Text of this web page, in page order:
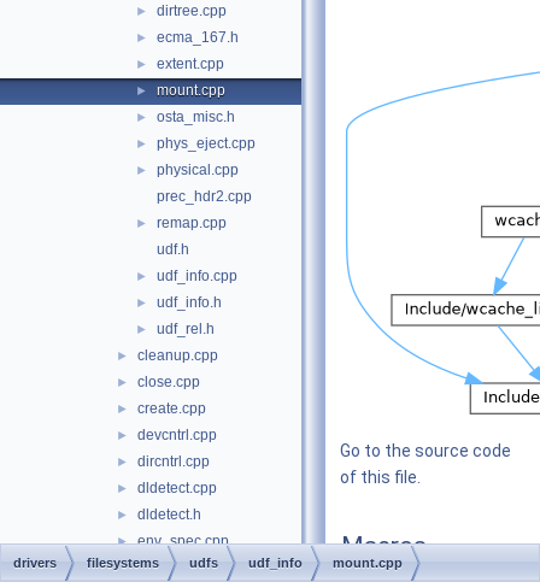
► dirtree.cpp
► ecma_167.h
► extent.cpp
► mount.cpp
► osta_misc.h
► phys_eject.cpp
►
physical.cpp
prec_hdr2.cpp
►
remap.cpp
udf.h
► udf_info.cpp
► udf_info.h
► udf_rel.h
► cleanup.cpp
► close.cpp
► create.cpp
► devcntrl.cpp
► dircntrl.cpp
► dldetect.cpp
► dldetect.h
► env_spec.cpp
► env_spec.h
Go to the source code
of this file.
Macros
drivers filesystems udfs udf_info mount.cpp